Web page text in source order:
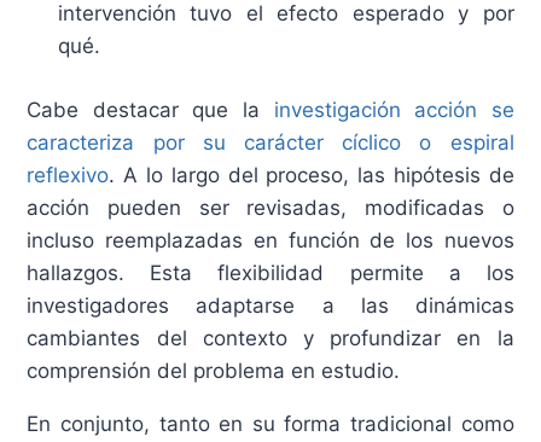
intervención tuvo el efecto esperado y por
qué.
Cabe destacar que la investigación acción se
caracteriza por su carácter cíclico o espiral
reflexivo. A lo largo del proceso, las hipótesis de
acción pueden ser revisadas, modificadas o
incluso reemplazadas en función de los nuevos
hallazgos. Esta flexibilidad permite a los
investigadores adaptarse a las dinámicas
cambiantes del contexto y profundizar en la
comprensión del problema en estudio.
En conjunto, tanto en su forma tradicional como